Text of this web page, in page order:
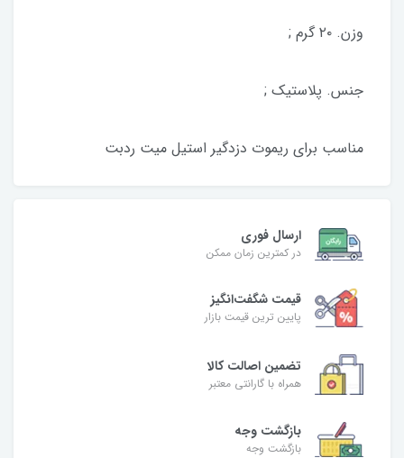
وزن. ۲۰ گرم ;
جنس. پلاستیک ;
مناسب برای ریموت دزدگیر استیل میت ردبت
ارسال فوری
در کمترین زمان ممکن
قیمت شگفت‌انگیز
پایین ترین قیمت بازار
تضمین اصالت کالا
همراه با گارانتی معتبر
بازگشت وجه
بازگشت وجه